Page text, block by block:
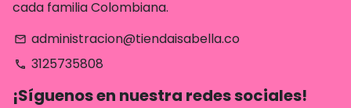
cada familia Colombiana.
email administracion@tiendaisabella.co
phone 3125735808
¡Síguenos en nuestra redes sociales!